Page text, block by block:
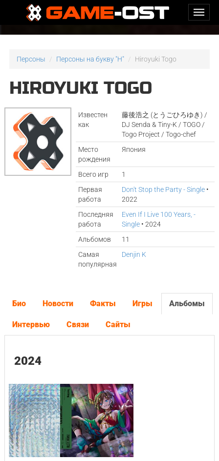
Персоны Персоны на букву "H" Hiroyuki Togo
HIROYUKI TOGO
Известен
как
藤後浩之 (とうごひろゆき) /
DJ Senda & Tiny-K / TOGO /
Togo Project / Togo-chef
Место
рождения
Япония
Всего игр
1
Первая
работа
Don't Stop the Party - Single •
2022
Последняя
работа
Even If I Live 100 Years, -
Single • 2024
Альбомов
11
Самая
популярная
Denjin K
Био Новости Факты Игры Альбомы
Интервью Связи Сайты
2024